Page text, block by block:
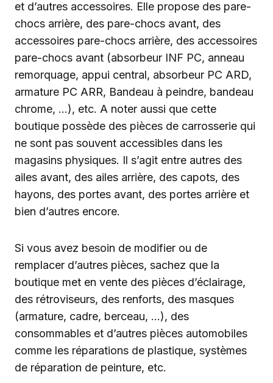
et d’autres accessoires. Elle propose des pare-
chocs arrière, des pare-chocs avant, des
accessoires pare-chocs arrière, des accessoires
pare-chocs avant (absorbeur INF PC, anneau
remorquage, appui central, absorbeur PC ARD,
armature PC ARR, Bandeau à peindre, bandeau
chrome, …), etc. A noter aussi que cette
boutique possède des pièces de carrosserie qui
ne sont pas souvent accessibles dans les
magasins physiques. Il s’agit entre autres des
ailes avant, des ailes arrière, des capots, des
hayons, des portes avant, des portes arrière et
bien d’autres encore.
Si vous avez besoin de modifier ou de
remplacer d’autres pièces, sachez que la
boutique met en vente des pièces d’éclairage,
des rétroviseurs, des renforts, des masques
(armature, cadre, berceau, …), des
consommables et d’autres pièces automobiles
comme les réparations de plastique, systèmes
de réparation de peinture, etc.